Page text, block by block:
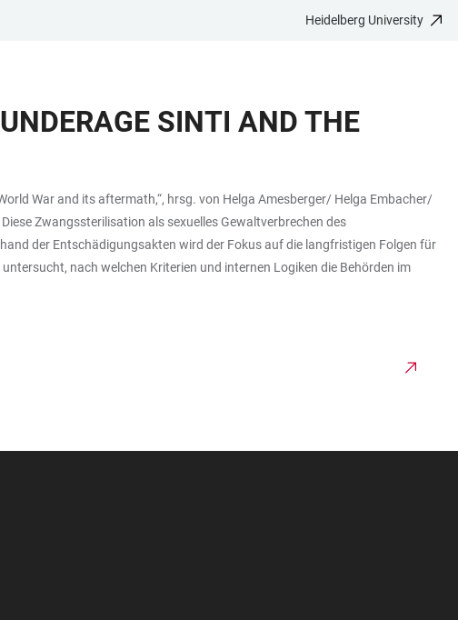
Heidelberg University
SINTI AND THE
War and its aftermath,“, hrsg. von Helga Amesberger/ Helga Embacher/
Zwangssterilisation als sexuelles Gewaltverbrechen des
der Entschädigungsakten wird der Fokus auf die langfristigen Folgen für
nach welchen Kriterien und internen Logiken die Behörden im